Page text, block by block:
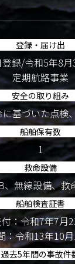
登録・届け出
録/令和5年8
定期航路事業
安全の取り組み
基づいた点検
船舶保有数
1
救命設備
、無線設備、救
船舶検査証書
：令和7年7月
：令和13年10
過去5年間の事故件